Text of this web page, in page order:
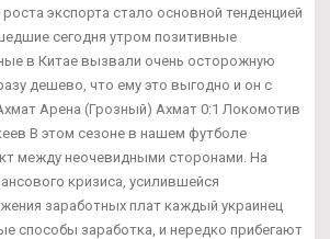
экспорта стало основной тенденцией
сегодня утром позитивные
в Китае вызвали очень осторожную
дешево, что ему это выгодно и он с
Арена (Грозный) Ахмат 0:1 Локомотив
В этом сезоне в нашем футболе
между неочевидными сторонами. На
кризиса, усилившейся
заработных плат каждый украинец
способы заработка, и нередко прибегают